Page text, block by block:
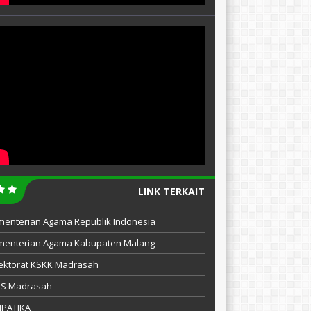
LINK TERKAIT
Agama Republik Indonesia
Agama Kabupaten Malang
KSKK Madrasah
Madrasah